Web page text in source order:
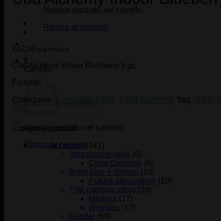
Nessun prodotto nel carrello.
Ritorna al negozio
0
Carrello
Nessun prodotto nel carrello.
Ritorna al negozio
€42,00 iva inclusa
Cbd Alchemy Indoor Blueberry 5 gr.
Esaurito
Categorie: , Tag:
Categorie prodotto
Accessori (341)
Attrezzature varie (6)
Carta Origamix (6)
Bong pipe e chillum (10)
Pulizia attrezzature (10)
Filtri carbone attivo (29)
Medusa (17)
Weedlez (12)
Grinder (69)